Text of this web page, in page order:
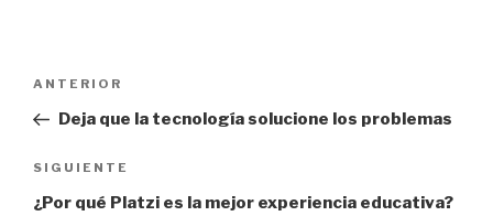
entradas
Entrada
anterior:
ANTERIOR
Deja que la tecnología solucione los problemas
Siguiente
entrada
SIGUIENTE
¿Por qué Platzi es la mejor experiencia educativa?